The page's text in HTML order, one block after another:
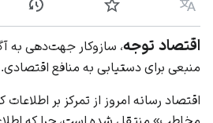
زبان پیگیری نمایش
اقتصاد توجه، سازوکار جهت‌دهی به
منبعی برای دستیابی به منافع اقتصادی.
اقتصاد رسانه امروز از تمرکز بر
مخاطب» منتقل شده است، چرا که